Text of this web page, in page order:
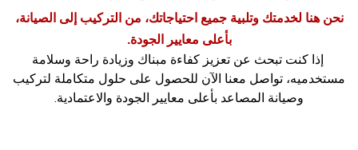
نحن هنا لخدمتك وتلبية جميع احتياجاتك، من التركيب إلى الصيانة،
بأعلى معايير الجودة.
إذا كنت تبحث عن تعزيز كفاءة مبناك وزيادة راحة وسلامة
مستخدميه، تواصل معنا الآن للحصول على حلول متكاملة لتركيب
وصيانة المصاعد بأعلى معايير الجودة والاعتمادية.